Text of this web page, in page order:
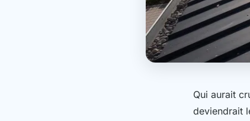
Qui aurait
deviendrait